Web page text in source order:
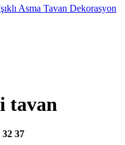
tavan
37